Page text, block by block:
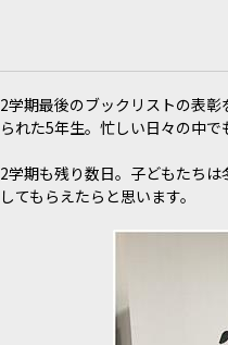
2学期最後のブックリストの表
られた5年生。忙しい日々の中で
2学期も残り数日。子どもたち
してもらえたらと思います。